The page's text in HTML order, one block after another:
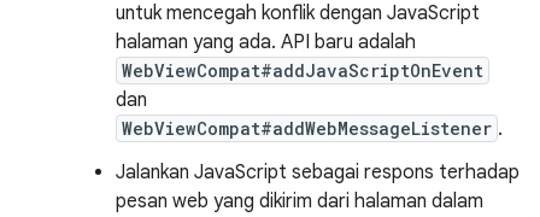
untuk mencegah konflik dengan JavaScript
halaman yang ada. API baru adalah
WebViewCompat#addJavaScriptOnEvent
dan
WebViewCompat#addWebMessageListener .
Jalankan JavaScript sebagai respons terhadap
pesan web yang dikirim dari halaman dalam